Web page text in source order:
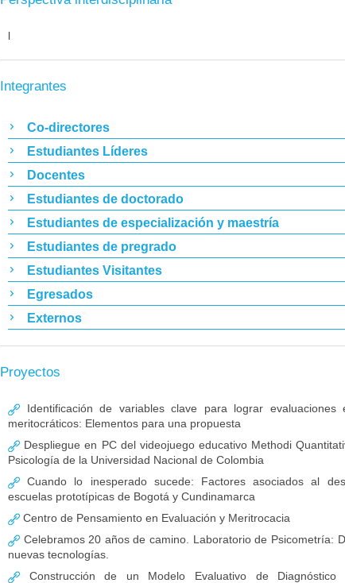
l
Integrantes
Co-directores
Estudiantes Líderes
Docentes
Estudiantes de doctorado
Estudiantes de especialización y maestría
Estudiantes de pregrado
Estudiantes Visitantes
Egresados
Externos
Proyectos
Identificación de variables clave para lograr evaluaciones
meritocráticos: Elementos para una propuesta
Despliegue en PC del videojuego educativo Methodi
Psicología de la Universidad Nacional de Colombia
Cuando lo inesperado sucede: Factores asociados al
escuelas prototípicas de Bogotá y Cundinamarca
Centro de Pensamiento en Evaluación y Meritrocacia
Celebramos 20 años de camino. Laboratorio de Psicometría:
nuevas tecnologías.
Construcción de un Modelo Evaluativo de Diagnóstico